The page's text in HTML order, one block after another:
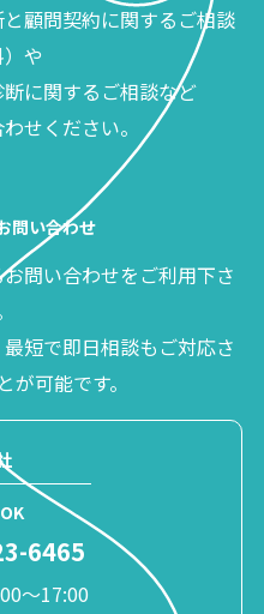
顧問契約に関するご相談
）や
に関するご相談など
せください。
問い合わせ
問い合わせをご利用下さ
短で即日相談もご対応さ
が可能です。
6465
〜17:00